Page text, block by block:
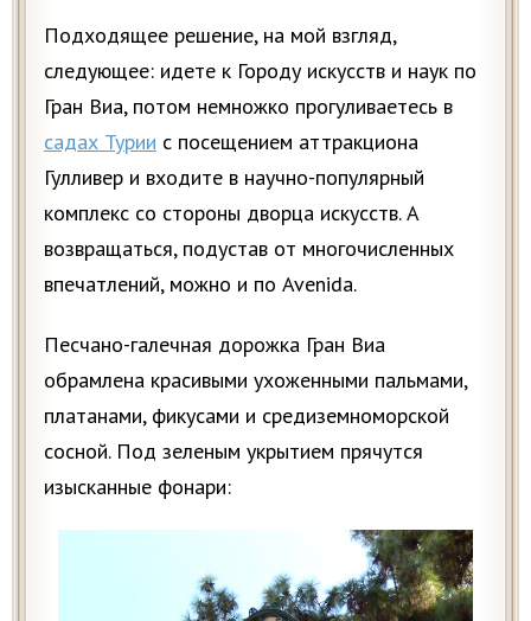
Подходящее решение, на мой взгляд,
следующее: идете к Городу искусств и наук по
Гран Виа, потом немножко прогуливаетесь в
садах Турии с посещением аттракциона
Гулливер и входите в научно-популярный
комплекс со стороны дворца искусств. А
возвращаться, подустав от многочисленных
впечатлений, можно и по Avenida.
Песчано-галечная дорожка Гран Виа
обрамлена красивыми ухоженными пальмами,
платанами, фикусами и средиземноморской
сосной. Под зеленым укрытием прячутся
изысканные фонари: